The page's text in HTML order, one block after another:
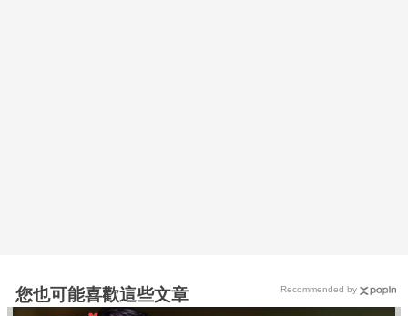
您也可能喜歡這些文章 Recommended by